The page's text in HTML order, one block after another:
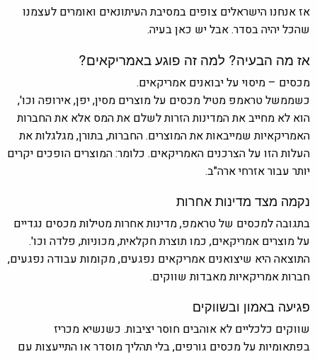
אז אנחנו הישראלים צופים במסיבת העיתונאים ואומרים לעצמנו
שהכל יהיה בסדר. אבל יש כאן בעיה.
אז מה הבעיה? למה זה פוגע באמריקאים?
מכסים – מיסוי על יבואנים אמריקאים.
כשממשל טראמפ מטיל מכסים על מוצרים מסין, יפן, אירופה וכו',
הוא לא מחייב את המדינות הזרות לשלם את המס אלא את החברות
האמריקאיות שמייבאות את המוצרים. החברות, בתורן, מגלגלות את
העלות הזו על הצרכנים האמריקאים. כלומר: המוצרים הופכים יקרים
יותר עבור אזרחי ארה"ב.
נקמה מצד מדינות אחרות
בתגובה למכסים של טראמפ, מדינות אחרות מטילות מכסים נגדיים
על מוצרים אמריקאים, כמו תוצרת חקלאית, מכוניות, פלדה וכו'.
התוצאה היא שיצואנים אמריקאים נפגעים, מקומות עבודה נפגעים,
חברות אמריקאיות מאבדות שווקים.
פגיעה באמון ובשווקים
שווקים כלכליים לא אוהבים חוסר יציבות. כשנשיא מכריז
בפתאומיות על מכסים גורפים, בלי תהליך מוסדר או התייעצות עם